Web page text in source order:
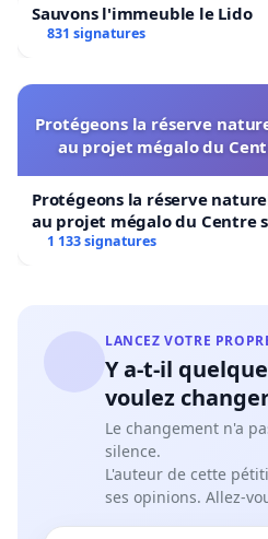
Sauvons l'immeuble le Lido
831 signatures
Protégeons la réserve
au projet mégalo du
Protégeons la réserve
au projet mégalo du Centre
1 133 signatures
LANCEZ VOTRE
Y a-t-il
voulez
Le changement n'a
silence.
L'auteur de cette
ses opinions. Allez-